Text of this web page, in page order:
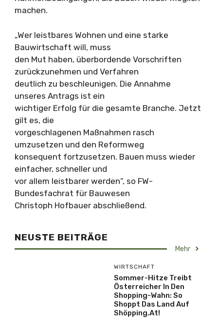
machen.
„Wer leistbares Wohnen und eine starke
Bauwirtschaft will, muss
den Mut haben, überbordende Vorschriften
zurückzunehmen und Verfahren
deutlich zu beschleunigen. Die Annahme
unseres Antrags ist ein
wichtiger Erfolg für die gesamte Branche. Jetzt
gilt es, die
vorgeschlagenen Maßnahmen rasch
umzusetzen und den Reformweg
konsequent fortzusetzen. Bauen muss wieder
einfacher, schneller und
vor allem leistbarer werden“, so FW-
Bundesfachrat für Bauwesen
Christoph Hofbauer abschließend.
NEUSTE BEITRÄGE
Mehr
WIRTSCHAFT
Sommer-Hitze Treibt
Österreicher In Den
Shopping-Wahn: So
Shoppt Das Land Auf
Shöpping.at!